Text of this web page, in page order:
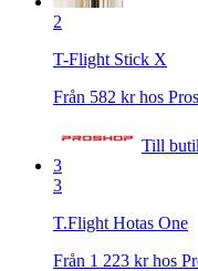
2
T-Flight Stick X
Från 582 kr hos
Till
3
3
T.Flight Hotas One
Från 1 223 kr hos